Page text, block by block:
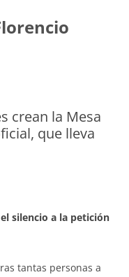
crean la Mesa
que lleva
silencio a la petición
tantas personas a